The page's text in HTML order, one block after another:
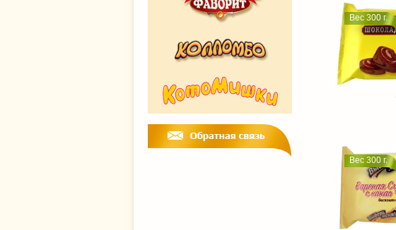
Вес 300 г.
Вес 300 г.